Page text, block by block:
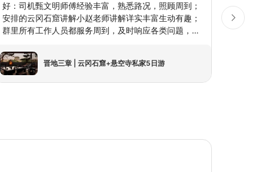
好：司机甄文明师傅经验丰富，熟悉路况，照顾周到；
安排的云冈石窟讲解小赵老师讲解详实丰富生动有趣；
群里所有工作人员都服务周到，及时响应各类问题，帮
次愉快的旅行。
晋地三章 | 云冈石窟+悬空寺私家5日游
了（这
下午